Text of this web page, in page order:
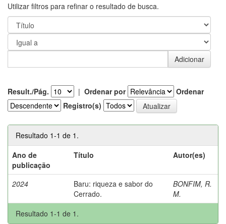
Utilizar filtros para refinar o resultado de busca.
Result./Pág. | Ordenar por
Ordenar
Registro(s)
Resultado 1-1 de 1.
Ano de
publicação
Título Autor(es)
2024
Baru: riqueza e sabor do
Cerrado.
BONFIM, R.
M.
Resultado 1-1 de 1.